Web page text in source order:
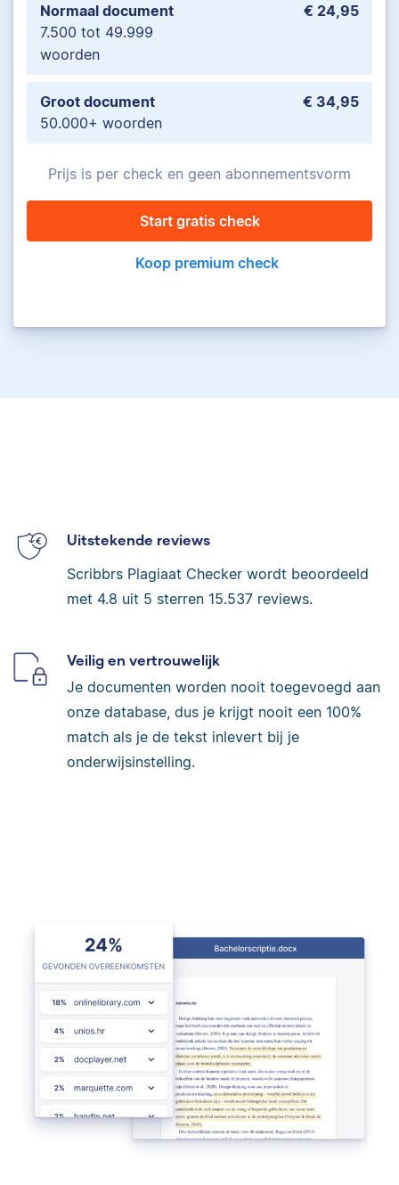
Normaal document
7.500 tot 49.999
woorden
€ 24,95
Groot document
50.000+ woorden
€ 34,95
Prijs is per check en geen abonnementsvorm
Start gratis check
Koop premium check
Uitstekende reviews
Scribbrs Plagiaat Checker wordt beoordeeld
met 4.8 uit 5 sterren 15.537 reviews.
Veilig en vertrouwelijk
Je documenten worden nooit toegevoegd aan
onze database, dus je krijgt nooit een 100%
match als je de tekst inlevert bij je
onderwijsinstelling.